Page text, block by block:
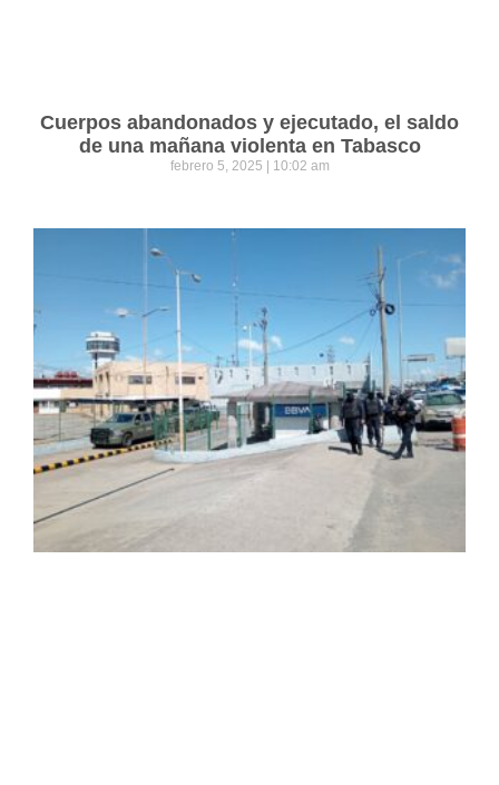
Cuerpos abandonados y ejecutado, el saldo
de una mañana violenta en Tabasco
febrero 5, 2025 10:02 am